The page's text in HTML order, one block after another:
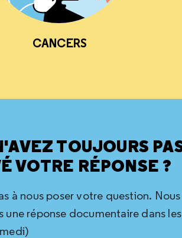
CANCERS
TOUJOURS
VOTRE RÉPONSE ?
à nous poser votre question.
une réponse documentaire dans